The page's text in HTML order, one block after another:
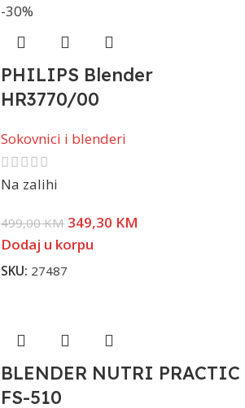
-30%
PHILIPS Blender
HR3770/00
Sokovnici i blenderi
Na zalihi
499,00KM 349,30 KM
Dodaj u korpu
SKU: 27487
BLENDER NUTRI PRACTIC
FS-510